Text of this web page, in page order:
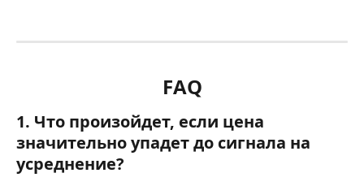
FAQ
1. Что произойдет, если цена
значительно упадет до сигнала на
усреднение?